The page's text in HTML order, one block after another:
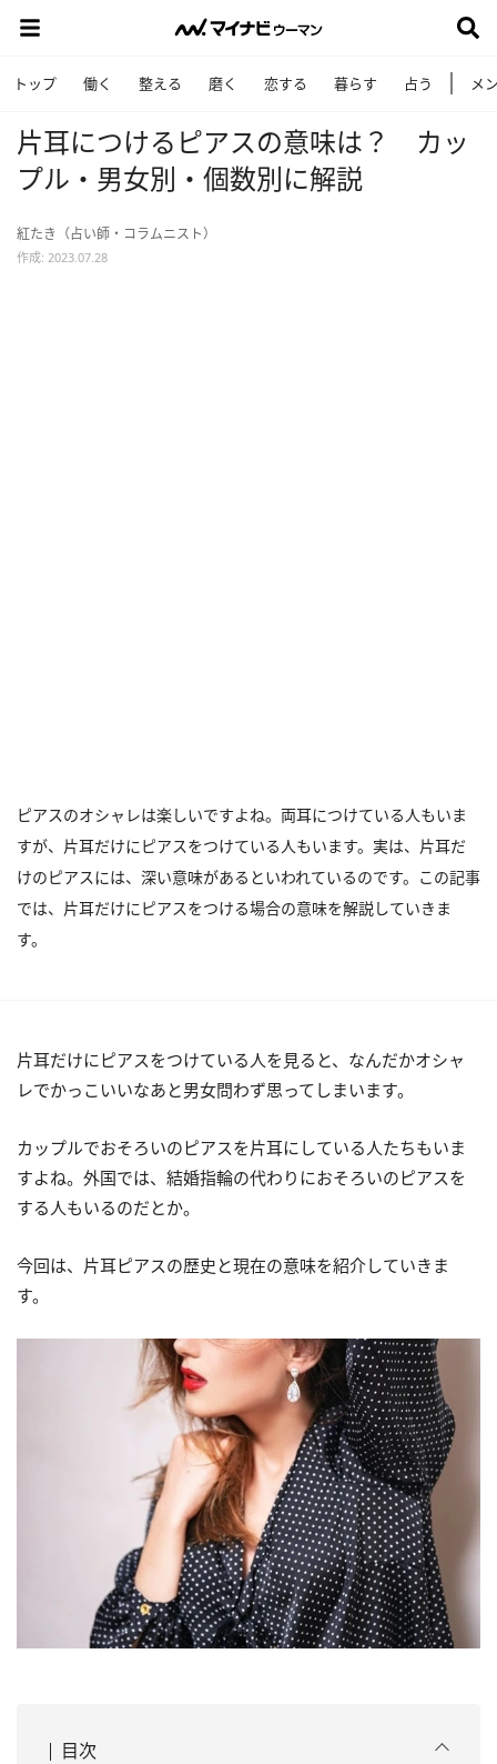
トップ 働く 整える 磨く 恋する 暮らす 占う メ
片耳につけるピアスの意味は？ カッ
プル・男女別・個数別に解説
紅たき（占い師・コラムニスト）
作成: 2023.07.28
ピアスのオシャレは楽しいですよね。両耳につけている人もいま
すが、片耳だけにピアスをつけている人もいます。実は、片耳だ
けのピアスには、深い意味があるといわれているのです。この記事
では、片耳だけにピアスをつける場合の意味を解説していきま
す。
片耳だけにピアスをつけている人を見ると、なんだかオシャ
レでかっこいいなあと男女問わず思ってしまいます。
カップルでおそろいのピアスを片耳にしている人たちもいま
すよね。外国では、結婚指輪の代わりにおそろいのピアスを
する人もいるのだとか。
今回は、片耳ピアスの歴史と現在の意味を紹介していきま
す。
目次